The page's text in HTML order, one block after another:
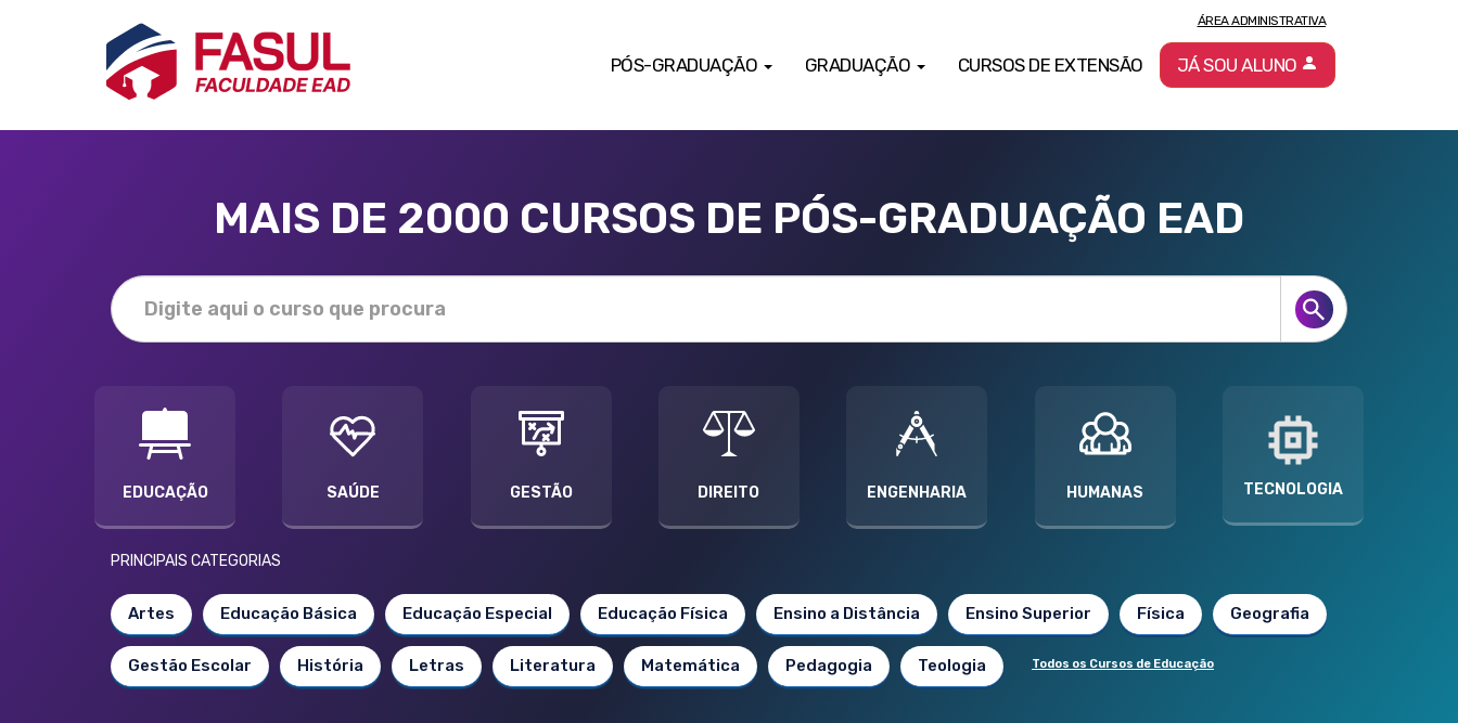
PÓS-GRADUAÇÃO GRADUAÇÃO CURSOS DE EXTENSÃO
ÁREA ADMINISTRATIVA
JÁ SOU ALUNO
MAIS DE 2000 CURSOS DE PÓS-GRADUAÇÃO EAD
EDUCAÇÃO SAÚDE GESTÃO DIREITO ENGENHARIA HUMANAS TECNOLOGIA
PRINCIPAIS CATEGORIAS
Artes Educação Básica Educação Especial Educação Física Ensino a Distância Ensino Superior Física Geografia
Gestão Escolar História Letras Literatura Matemática Pedagogia Teologia Todos os Cursos de Educação